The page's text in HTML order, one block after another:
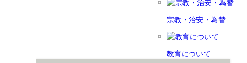
宗教・治安・為替
教育について